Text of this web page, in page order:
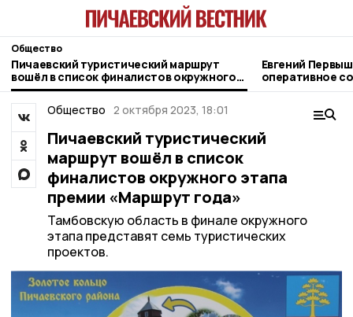
Общество
Пичаевский туристический маршрут
вошёл в список финалистов окружного
этапа премии «Маршрут года»
Евгений
оперативное
11 августа
Общество 2 октября 2023, 18:01
Пичаевский туристический
маршрут вошёл в список
финалистов окружного этапа
премии «Маршрут года»
Тамбовскую область в финале окружного
этапа представят семь туристических
проектов.